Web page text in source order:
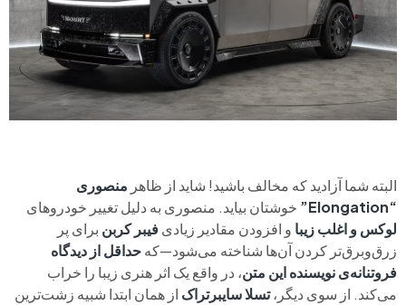
البته شما آزادید که مخالف باشید! شاید از ظاهر منصوری
“Elongation”
خوشتان بیاید. منصوری به دلیل تغییر خودروهای
لوکس و اغلب زیبا و افزودن مقادیر زیادیفیبر کربن برای پر
زرق‌وبرق‌تر کردن آن‌ها شناخته می‌شود—کهحداقل از دیدگاه
فروتنانه‌ی نویسنده این متن، در واقع یک اثر هنری زیبا را خراب
می‌کند. از سوی دیگر،تسلا سایبرتراک از همان ابتدا شبیه زشت‌ترین